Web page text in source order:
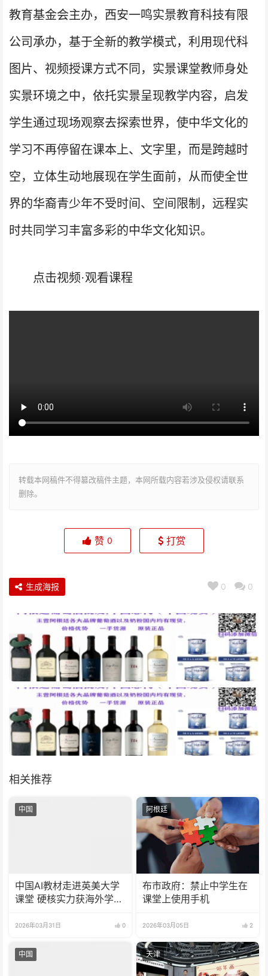
教育基金会主办，西安一鸣实景教育科技有限
公司承办，基于全新的教学模式，利用现代科
图片、视频授课方式不同，实景课堂教师身处
实景环境之中，依托实景呈现教学内容，启发
学生通过现场观察去探索世界，使中华文化的
学习不再停留在课本上、文字里，而是跨越时
空，立体生动地展现在学生面前，从而使全世
界的华裔青少年不受时间、空间限制，远程实
时共同学习丰富多彩的中华文化知识。
点击视频·观看课程
转载本网稿件不得篡改稿件主题，本网所载内容若涉及侵权请联系
删除。
赞 0 打赏
0 0
生成海报
相关推荐
中国
中国AI教材走进英美大学
课堂 硬核实力获海外学界
2026年03月31日 0
阿根廷
布市政府：禁止中学生在
课堂上使用手机
2026年03月05日 2
中国 天津